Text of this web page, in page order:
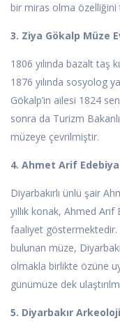
bir miras olma özelliğini
3. Ziya Gökalp Müze
1806 yılında bazalt taş
1876 yılında sosyolog
Gökalp’in ailesi 1824
sonra da Turizm
müzeye çevrilmiştir.
4. Ahmet Arif
Diyarbakırlı ünlü şair
yıllık konak, Ahmed
faaliyet göstermektedir.
bulunan müze,
olmakla birlikte özüne
günümüze dek
5. Diyarbakır